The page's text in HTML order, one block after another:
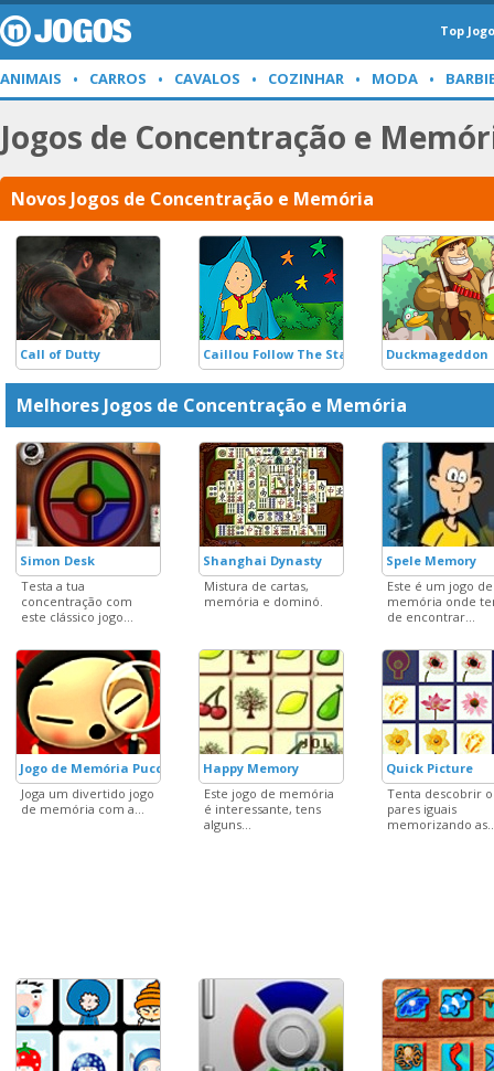
Top
ANIMAIS CARROS CAVALOS COZINHAR MODA
Jogos de Concentração e
Novos Jogos de Concentração e Memória
Call of Dutty Caillou Follow The Stars Duckmageddon
Melhores Jogos de Concentração e Memória
Simon Desk
Testa a tua
concentração com
este clássico jogo...
Shanghai Dynasty
Mistura de cartas,
memória e dominó.
Spele Memory
Este é um jogo de
memória onde
de encontrar...
Jogo de Memória Pucca
Joga um divertido jogo
de memória com a...
Happy Memory
Este jogo de memória
é interessante, tens
alguns...
Quick Picture
Tenta descobrir
pares iguais
memorizando